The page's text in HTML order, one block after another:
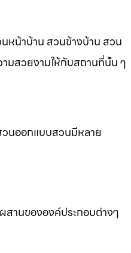
หน้าบ้าน สวนข้างบ้าน สวน
มสวยงามให้กับสถานที่นั้น ๆ
นออกแบบสวนมีหลาย
านขององค์ประกอบต่างๆ